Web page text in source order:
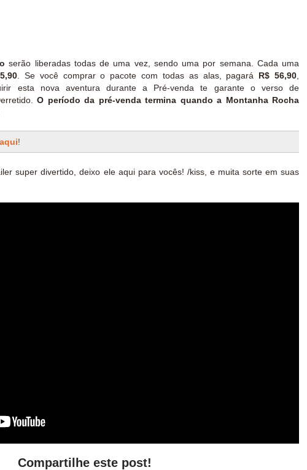
serão liberadas todas de uma vez, sendo uma por semana. Cada uma
. Se você comprar o pacote com todas as alas, pagará R$ 56,90
esta nova aventura durante a Pré-venda te garante o verso de
O período da pré-venda termina quando a Montanha Rocha
aqui!
super divertido, deixo ele aqui para vocês! /kiss, e muita sorte em suas
Compartilhe este post!